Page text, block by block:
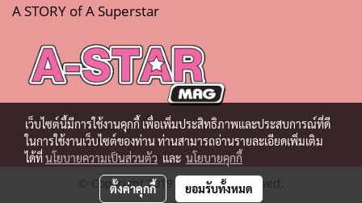
A STORY of A Superstar
© Copyright 2019 All Rights Reserved.
เว็บไซต์นี้มีการใช้งานคุกกี้ เพื่อเพิ่มประสิทธิภาพและประสบการณ์ที่ดี
ในการใช้งานเว็บไซต์ของท่าน ท่านสามารถอ่านรายละเอียดเพิ่มเติม
ได้ที่นโยบายความเป็นส่วนตัว และ นโยบายคุกกี้
ตั้งค่าคุกกี้ ยอมรับทั้งหมด